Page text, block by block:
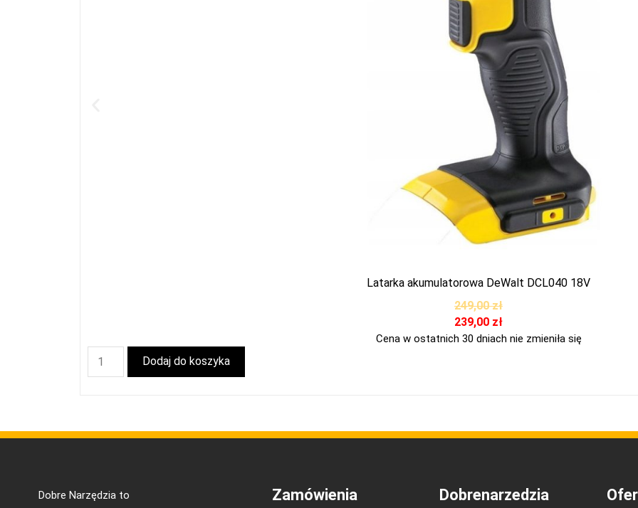
Latarka akumulatorowa DeWalt DCL040 18V
249,00zł
239,00 zł
Cena w ostatnich 30 dniach nie zmieniła się
Dodaj do koszyka
Dobre Narzędzia to
Zamówienia Dobrenarzedzia